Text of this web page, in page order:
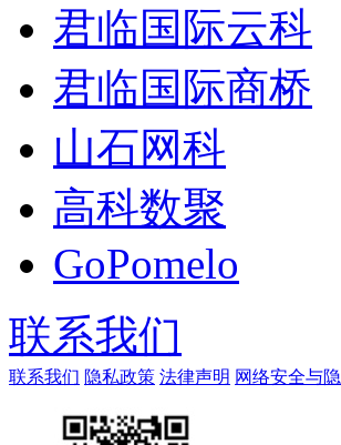
君临国际云科
君临国际商桥
山石网科
高科数聚
GoPomelo
联系我们
联系我们 隐私政策 法律声明 网络安全与